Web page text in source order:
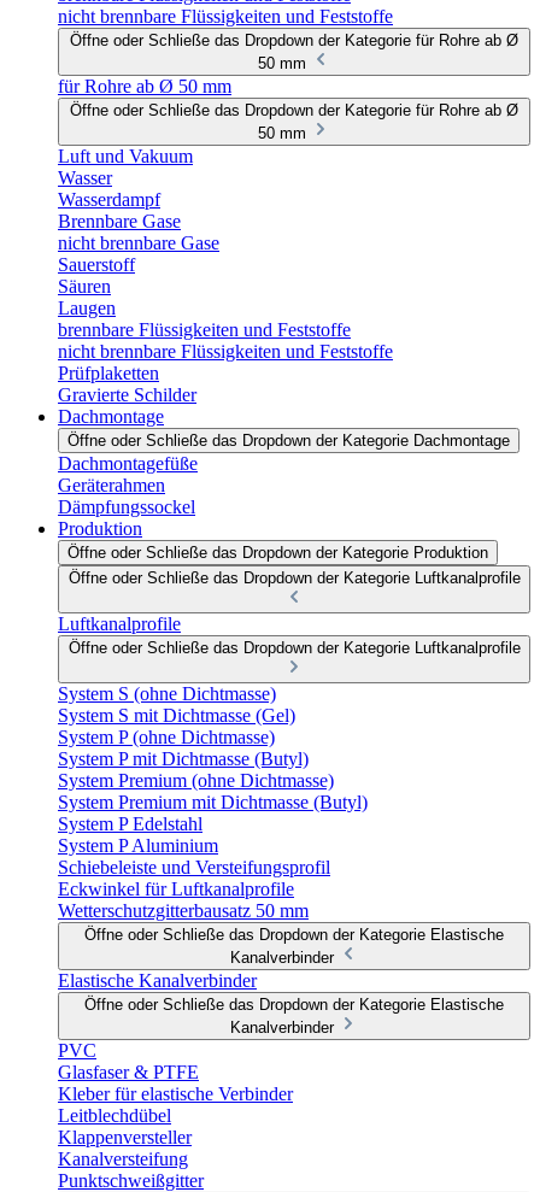
nicht brennbare Flüssigkeiten und Feststoffe
Öffne oder Schließe das Dropdown der Kategorie für Rohre ab Ø
50 mm
für Rohre ab Ø 50 mm
Öffne oder Schließe das Dropdown der Kategorie für Rohre ab Ø
50 mm
Luft und Vakuum
Wasser
Wasserdampf
Brennbare Gase
nicht brennbare Gase
Sauerstoff
Säuren
Laugen
brennbare Flüssigkeiten und Feststoffe
nicht brennbare Flüssigkeiten und Feststoffe
Prüfplaketten
Gravierte Schilder
Dachmontage
Öffne oder Schließe das Dropdown der Kategorie Dachmontage
Dachmontagefüße
Geräterahmen
Dämpfungssockel
Produktion
Öffne oder Schließe das Dropdown der Kategorie Produktion
Öffne oder Schließe das Dropdown der Kategorie Luftkanalprofile
Luftkanalprofile
Öffne oder Schließe das Dropdown der Kategorie Luftkanalprofile
System S (ohne Dichtmasse)
System S mit Dichtmasse (Gel)
System P (ohne Dichtmasse)
System P mit Dichtmasse (Butyl)
System Premium (ohne Dichtmasse)
System Premium mit Dichtmasse (Butyl)
System P Edelstahl
System P Aluminium
Schiebeleiste und Versteifungsprofil
Eckwinkel für Luftkanalprofile
Wetterschutzgitterbausatz 50 mm
Öffne oder Schließe das Dropdown der Kategorie Elastische
Kanalverbinder
Elastische Kanalverbinder
Öffne oder Schließe das Dropdown der Kategorie Elastische
Kanalverbinder
PVC
Glasfaser & PTFE
Kleber für elastische Verbinder
Leitblechdübel
Klappenversteller
Kanalversteifung
Punktschweißgitter